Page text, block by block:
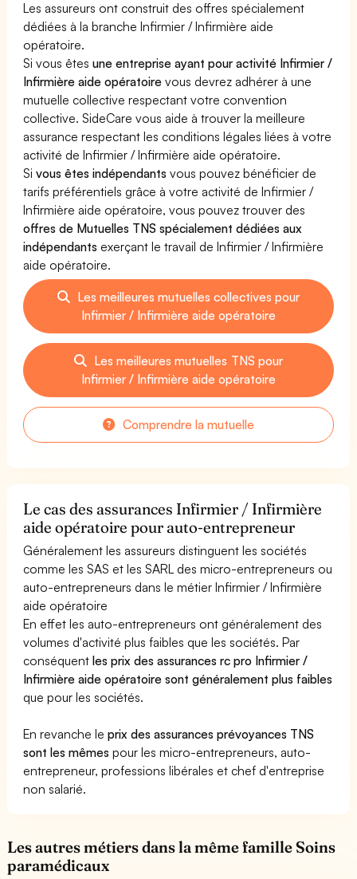
Les assureurs ont construit des offres spécialement
dédiées à la branche Infirmier / Infirmière aide
opératoire.
Si vous êtesune entreprise ayant pour activité Infirmier /
Infirmière aide opératoire vous devrez adhérer à une
mutuelle collective respectant votre convention
collective. SideCare vous aide à trouver la meilleure
assurance respectant les conditions légales liées à votre
activité de Infirmier / Infirmière aide opératoire.
Sivous êtes indépendants vous pouvez bénéficier de
tarifs préférentiels grâce à votre activité de Infirmier /
Infirmière aide opératoire, vous pouvez trouver des
offres de Mutuelles TNS spécialement dédiées aux
indépendants exerçant le travail de Infirmier / Infirmière
aide opératoire.
Les meilleures mutuelles collectives pour
Infirmier / Infirmière aide opératoire
Les meilleures mutuelles TNS pour
Infirmier / Infirmière aide opératoire
Comprendre la mutuelle
Le cas des assurances Infirmier / Infirmière
aide opératoire pour auto-entrepreneur
Généralement les assureurs distinguent les sociétés
comme les SAS et les SARL des micro-entrepreneurs ou
auto-entrepreneurs dans le métier Infirmier / Infirmière
aide opératoire
En effet les auto-entrepreneurs ont généralement des
volumes d'activité plus faibles que les sociétés. Par
conséquentles prix des assurances rc pro Infirmier /
Infirmière aide opératoire sont généralement plus faibles
que pour les sociétés.
En revanche leprix des assurances prévoyances TNS
sont les mêmes pour les micro-entrepreneurs, auto-
entrepreneur, professions libérales et chef d'entreprise
non salarié.
Les autres métiers dans la même famille Soins
paramédicaux